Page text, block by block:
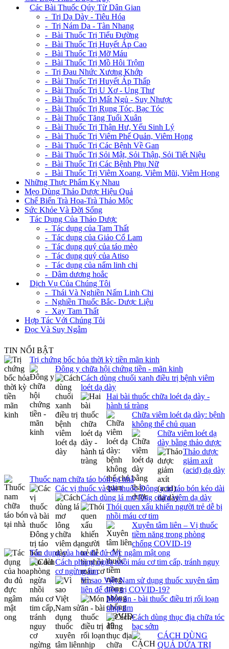
Các Bài Thuốc Qúy Từ Dân Gian
- Trị Dạ Dày - Tiêu Hóa
- Trị Nám Da - Tàn Nhang
- Bài Thuốc Trị Tiểu Đường
- Bài Thuốc Trị Huyết Áp Cao
- Bài Thuốc Trị Mỡ Máu
- Bài Thuốc Trị Mồ Hôi Trộm
- Trị Đau Nhức Xương Khớp
- Bài Thuốc Trị Huyết Áp Thấp
- Bài Thuốc Trị U Xơ - Ung Thư
- Bài Thuốc Trị Mất Ngủ - Suy Nhược
- Bài Thuốc Trị Rụng Tóc, Bạc Tóc
- Bài Thuốc Tăng Tuổi Xuân
- Bài Thuốc Trị Thận Hư, Yếu Sinh Lý
- Bài Thuốc Trị Viêm Phế Quản, Viêm Họng
- Bài Thuốc Trị Các Bệnh Về Gan
- Bài Thuốc Trị Sỏi Mật, Sỏi Thận, Sỏi Tiết Niệu
- Bài Thuốc Trị Các Bệnh Phụ Nữ
- Bài Thuốc Trị Viêm Xoang, Viêm Mũi, Viêm Họng
Những Thực Phẩm Kỵ Nhau
Mẹo Dùng Thảo Dược Hiệu Quả
Chế Biến Trà Hoa-Trà Thảo Mộc
Sức Khỏe Và Đời Sống
Tác Dụng Của Thảo Dược
- Tác dụng của Tam Thất
- Tác dụng của Giảo Cổ Lam
- Tác dụng quý của táo mèo
- Tác dụng quý của Atiso
- Tác dụng của nấm linh chi
- Dâm dương hoắc
Dịch Vụ Của Chúng Tôi
- Thái Và Nghiền Nấm Linh Chi
- Nghiền Thuốc Bắc- Dược Liệu
- Xay Tam Thất
Hợp Tác Với Chúng Tôi
Đọc Và Suy Ngẫm
TIN NỔI BẬT
Trị chứng bốc hỏa thời kỳ tiền mãn kinh
Đông y chữa hội chứng tiền - mãn kinh
Cách dùng chuối xanh điều trị bệnh viêm
loét dạ dày
Hai bài thuốc chữa loét dạ dày -
hành tá tràng
Chữa viêm loét dạ dày: bệnh
không thể chủ quan
Chữa viêm loét dạ
dày bằng thảo dược
Thảo dược
giảm axít
(acid) dạ dày
Thuốc nam chữa táo bón tại nhà
Các vị thuốc và bài thuốc Đông y trị táo bón kéo dài
Cách dùng lá mơ lông chữa viêm dạ dày
Thói quen xấu khiến người trẻ dễ bị
nhồi máu cơ tim
Xuyên tâm liên – Vị thuốc
tiềm năng trong phòng
chống COVID-19
Tác dụng của hoa đu đủ đực ngâm mật ong
Cách phòng ngừa nhồi máu cơ tim cấp, tránh nguy
cơ ngừng tim
Vì sao Việt Nam sử dụng thuốc xuyên tâm
liên để điều trị COVID-19?
Món ăn - bài thuốc điều trị rối loạn
nhịp tim
Cách dùng thục địa chữa tóc
bạc sớm
CÁCH DÙNG
QUẢ DỨA TRỊ